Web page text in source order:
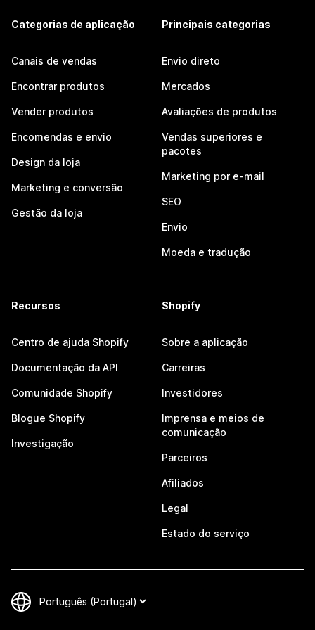
Categorias de aplicação
Canais de vendas
Encontrar produtos
Vender produtos
Encomendas e envio
Design da loja
Marketing e conversão
Gestão da loja
Principais categorias
Envio direto
Mercados
Avaliações de produtos
Vendas superiores e
pacotes
Marketing por e-mail
SEO
Envio
Moeda e tradução
Recursos
Centro de ajuda Shopify
Documentação da API
Comunidade Shopify
Blogue Shopify
Investigação
Shopify
Sobre a aplicação
Carreiras
Investidores
Imprensa e meios de
comunicação
Parceiros
Afiliados
Legal
Estado do serviço